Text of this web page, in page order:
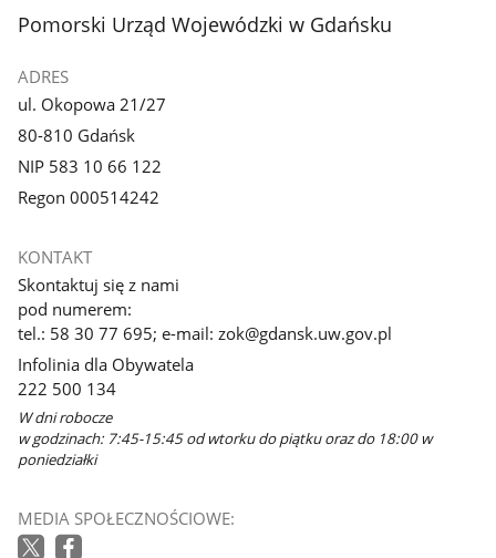
stopka
Pomorski Urząd Wojewódzki w Gdańsku
ADRES
ul. Okopowa 21/27
80-810 Gdańsk
NIP 583 10 66 122
Regon 000514242
KONTAKT
Skontaktuj się z nami
pod numerem:
tel.: 58 30 77 695; e-mail: zok@gdansk.uw.gov.pl
Infolinia dla Obywatela
222 500 134
W dni robocze
w godzinach: 7:45-15:45 od wtorku do piątku oraz do 18:00 w
poniedziałki
MEDIA SPOŁECZNOŚCIOWE: